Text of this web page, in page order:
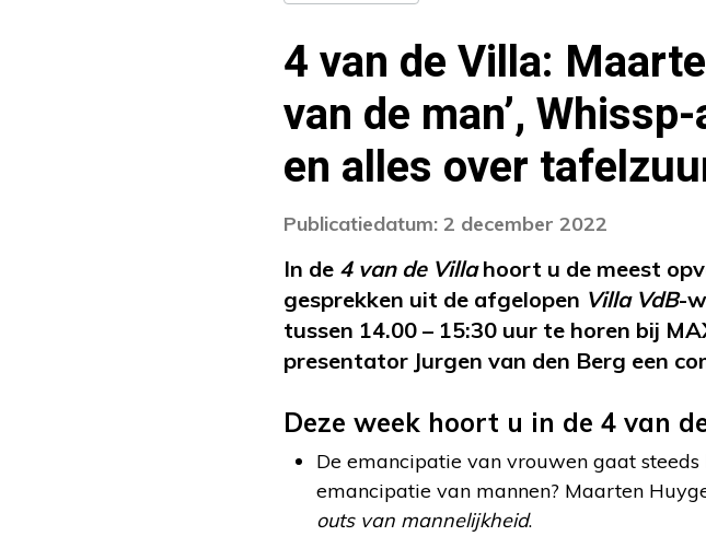
4 van de Villa:
van de man’,
en alles over
Publicatiedatum: 2 december 2022
In de 4 van de Villahoort u de meest
gesprekken uit de afgelopen Villa VdB-
tussen 14.00 – 15:30 uur te horen bij
presentator Jurgen van den Berg een
Deze week hoort u in de 4 van
De emancipatie van vrouwen gaat
emancipatie van mannen? Maarten
outs van mannelijkheid.